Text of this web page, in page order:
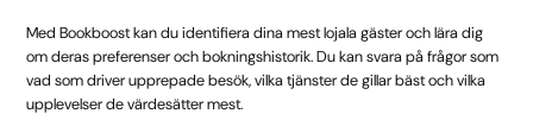
Med Bookboost kan du identifiera dina mest lojala gäster och lära dig
om deras preferenser och bokningshistorik. Du kan svara på frågor som
vad som driver upprepade besök, vilka tjänster de gillar bäst och vilka
upplevelser de värdesätter mest.